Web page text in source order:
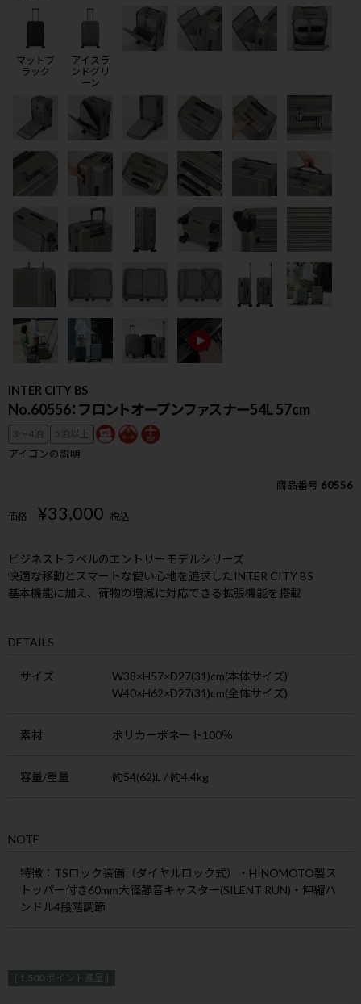
検索
マットブ
ラック
アイスラ
ンドグリ
ーン
INTER CITY BS
No.60556：フロントオープンファスナー54L 57cm
3〜4泊
5泊以上
アイコンの説明
商品番号 60556
価格 ¥33,000 税込
ビジネストラベルのエントリーモデルシリーズ
快適な移動とスマートな使い心地を追求したINTER CITY BS
基本機能に加え、荷物の増減に対応できる拡張機能を搭載
DETAILS
サイズ
W38×H57×D27(31)cm(本体サイズ)
W40×H62×D27(31)cm(全体サイズ)
素材 ポリカーポネート100％
容量/重量 約54(62)L / 約4.4kg
NOTE
特徴 ：TSロック装備（ダイヤルロック式）・HINOMOTO製ス
トッパー付き60mm大径静音キャスター(SILENT RUN)・伸縮ハ
ンドル4段階調節
[ 1,500 ポイント進呈 ]